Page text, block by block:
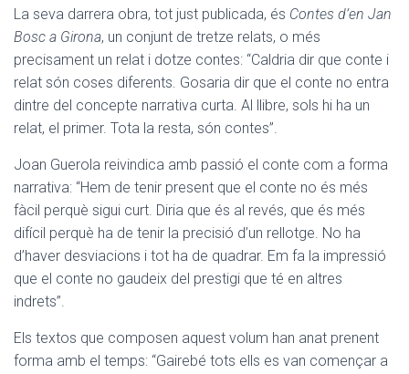
La seva darrera obra, tot just publicada, és Contes d’en Jan
Bosc a Girona, un conjunt de tretze relats, o més
precisament un relat i dotze contes: “Caldria dir que conte i
relat són coses diferents. Gosaria dir que el conte no entra
dintre del concepte narrativa curta. Al llibre, sols hi ha un
relat, el primer. Tota la resta, són contes”.
Joan Guerola reivindica amb passió el conte com a forma
narrativa: “Hem de tenir present que el conte no és més
fàcil perquè sigui curt. Diria que és al revés, que és més
difícil perquè ha de tenir la precisió d’un rellotge. No ha
d’haver desviacions i tot ha de quadrar. Em fa la impressió
que el conte no gaudeix del prestigi que té en altres
indrets”.
Els textos que composen aquest volum han anat prenent
forma amb el temps: “Gairebé tots ells es van començar a